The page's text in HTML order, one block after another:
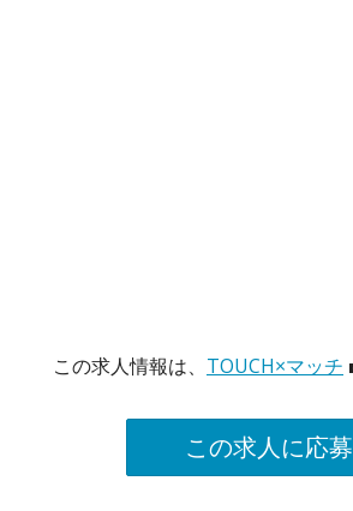
この求人情報は、 TOUCH×マッチ
この求人に応募